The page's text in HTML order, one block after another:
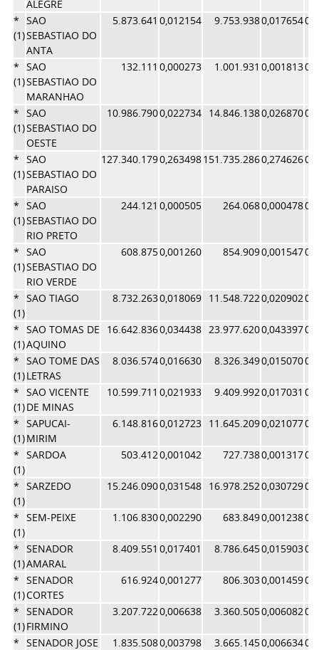
ALEGRE
*
(1)
SAO
SEBASTIAO DO
ANTA
5.873.641 0,012154 9.753.9380,017654
*
(1)
SAO
SEBASTIAO DO
MARANHAO
132.111 0,000273 1.001.931 0,001813
*
(1)
SAO
SEBASTIAO DO
OESTE
10.986.7900,022734 14.846.1380,026870
*
(1)
SAO
SEBASTIAO DO
PARAISO
127.340.1790,263498151.735.2860,274626
*
(1)
SAO
SEBASTIAO DO
RIO PRETO
244.121 0,000505 264.0680,000478
*
(1)
SAO
SEBASTIAO DO
RIO VERDE
608.8750,001260 854.9090,001547
*
(1)
SAO TIAGO 8.732.2630,018069 11.548.7220,020902
*
(1)
SAO TOMAS DE
AQUINO
16.642.8360,034438 23.977.6200,043397
*
(1)
SAO TOME DAS
LETRAS
8.036.5740,016630 8.326.3490,015070
*
(1)
SAO VICENTE
DE MINAS
10.599.711 0,021933 9.409.9920,017031
*
(1)
SAPUCAI-
MIRIM
6.148.8160,012723 11.645.2090,021077
*
(1)
SARDOA 503.4120,001042 727.7380,001317
*
(1)
SARZEDO 15.246.0900,031548 16.978.2520,030729
*
(1)
SEM-PEIXE 1.106.8300,002290 683.8490,001238
*
(1)
SENADOR
AMARAL
8.409.551 0,017401 8.786.6450,015903
*
(1)
SENADOR
CORTES
616.9240,001277 806.3030,001459
*
(1)
SENADOR
FIRMINO
3.207.7220,006638 3.360.5050,006082
* SENADOR JOSE
1.835.5080,003798 3.665.1450,006634